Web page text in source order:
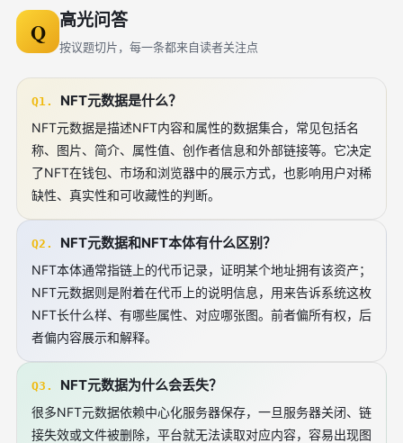
Q 高光问答
按议题切片，每一条都来自读者关注点
Q1. NFT元数据是什么？
NFT元数据是描述NFT内容和属性的数据集合，常见包括名
称、图片、简介、属性值、创作者信息和外部链接等。它决定
了NFT在钱包、市场和浏览器中的展示方式，也影响用户对稀
缺性、真实性和可收藏性的判断。
Q2. NFT元数据和NFT本体有什么区别？
NFT本体通常指链上的代币记录，证明某个地址拥有该资产；
NFT元数据则是附着在代币上的说明信息，用来告诉系统这枚
NFT长什么样、有哪些属性、对应哪张图。前者偏所有权，后
者偏内容展示和解释。
Q3. NFT元数据为什么会丢失？
很多NFT元数据依赖中心化服务器保存，一旦服务器关闭、链
接失效或文件被删除，平台就无法读取对应内容，容易出现图